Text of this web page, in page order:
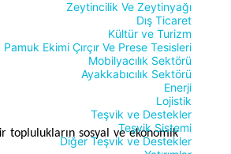
Zeytincilik Ve Zeytinyağı
Dış Ticaret
Kültür ve Turizm
Pamuk Ekimi Çırçır Ve Prese Tesisleri
Mobilyacılık Sektörü
Ayakkabıcılık Sektörü
Enerji
Lojistik
Teşvik ve Destekler
Teşvik Sistemi
Diğer Teşvik ve Destekler
toplulukların sosyal ve ekonomik